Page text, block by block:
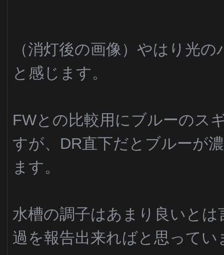
（消灯後の画像）やはり光
と感じます。
FWとの比較用にブルーのス
すが、DR直下だとブルーが
ます。
水槽の調子はあまり良いと
過を報告出来ればと思ってい